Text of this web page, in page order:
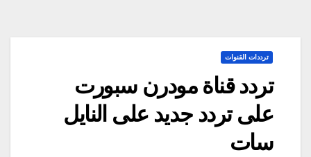
ترددات القنوات
تردد قناة مودرن سبورت
على تردد جديد على النايل
سات